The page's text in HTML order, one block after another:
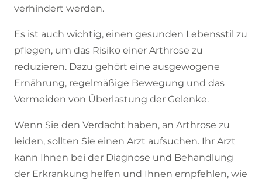
verhindert werden.
Es ist auch wichtig, einen gesunden Lebensstil zu
pflegen, um das Risiko einer Arthrose zu
reduzieren. Dazu gehört eine ausgewogene
Ernährung, regelmäßige Bewegung und das
Vermeiden von Überlastung der Gelenke.
Wenn Sie den Verdacht haben, an Arthrose zu
leiden, sollten Sie einen Arzt aufsuchen. Ihr Arzt
kann Ihnen bei der Diagnose und Behandlung
der Erkrankung helfen und Ihnen empfehlen, wie